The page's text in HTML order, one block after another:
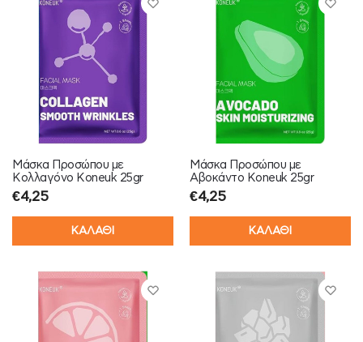
Μάσκα Προσώπου με
Κολλαγόνο Koneuk 25gr
€4,25
ΚΑΛΑΘΙ
Μάσκα Προσώπου με
Αβοκάντο Koneuk 25gr
€4,25
ΚΑΛΑΘΙ